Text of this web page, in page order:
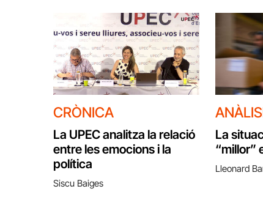
CRÒNICA
La UPEC analitza la relació
entre les emocions i la
política
Siscu Baiges
La
“millor”
Lleonard